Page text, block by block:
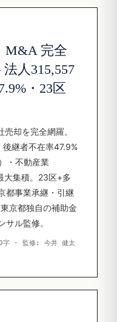
M&A 完全
人315,557
・23区
却を完全網羅。
継者不在率47.9%
・不動産業
集積。23区+多
都事業承継・引継
京都独自の補助金
ル監修。
字 · 監修: 今井 健太